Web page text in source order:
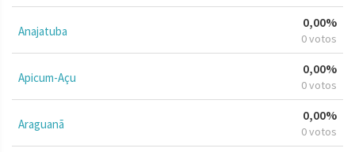
Anajatuba
0,00%
0 votos
Apicum-Açu
0,00%
0 votos
Araguanã
0,00%
0 votos